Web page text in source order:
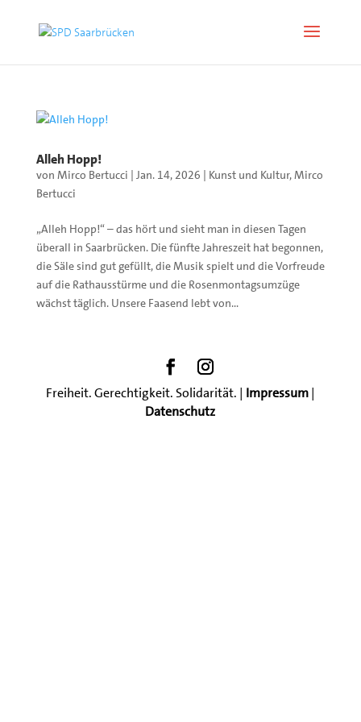
Alleh Hopp!
von Mirco Bertucci | Jan. 14, 2026 | Kunst und Kultur,Mirco
Bertucci
„Alleh Hopp!“ – das hört und sieht man in diesen Tagen
überall in Saarbrücken. Die fünfte Jahreszeit hat begonnen,
die Säle sind gut gefüllt, die Musik spielt und die Vorfreude
auf die Rathausstürme und die Rosenmontagsumzüge
wächst täglich. Unsere Faasend lebt von...
Freiheit. Gerechtigkeit. Solidarität. | Impressum|
Datenschutz